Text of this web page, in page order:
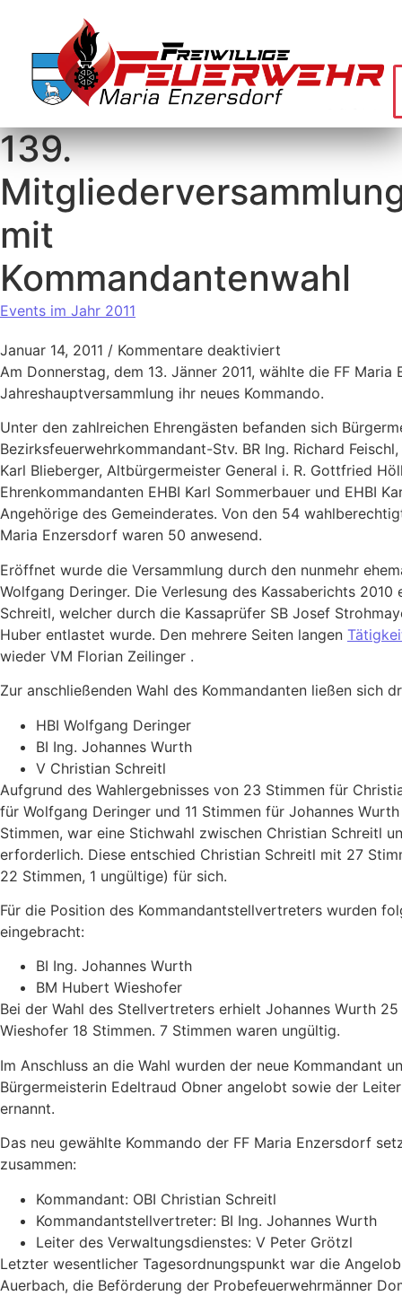
139.
mit
Kommandantenwahl
Events im Jahr 2011
Januar 14, 2011 / Kommentare deaktiviert
Am Donnerstag, dem 13. Jänner 2011, wählte die FF
Jahreshauptversammlung ihr neues Kommando.
Unter den zahlreichen Ehrengästen befanden sich
Bezirksfeuerwehrkommandant-Stv. BR Ing. Richard
Karl Blieberger, Altbürgermeister General i. R. Gottfried
Ehrenkommandanten EHBI Karl Sommerbauer und EHBI
Angehörige des Gemeinderates. Von den 54
Maria Enzersdorf waren 50 anwesend.
Eröffnet wurde die Versammlung durch den nunmehr
Wolfgang Deringer. Die Verlesung des Kassaberichts
Schreitl, welcher durch die Kassaprüfer SB Josef
Huber entlastet wurde. Den mehrere Seiten langen
wieder VM Florian Zeilinger .
Zur anschließenden Wahl des Kommandanten ließen sich
HBI Wolfgang Deringer
BI Ing. Johannes Wurth
V Christian Schreitl
Aufgrund des Wahlergebnisses von 23 Stimmen für
für Wolfgang Deringer und 11 Stimmen für Johannes
Stimmen, war eine Stichwahl zwischen Christian Schreitl
erforderlich. Diese entschied Christian Schreitl mit 27
22 Stimmen, 1 ungültige) für sich.
Für die Position des Kommandantstellvertreters wurden
eingebracht:
BI Ing. Johannes Wurth
BM Hubert Wieshofer
Bei der Wahl des Stellvertreters erhielt Johannes Wurth
Wieshofer 18 Stimmen. 7 Stimmen waren ungültig.
Im Anschluss an die Wahl wurden der neue Kommandant
Bürgermeisterin Edeltraud Obner angelobt sowie der
ernannt.
Das neu gewählte Kommando der FF Maria Enzersdorf
zusammen:
Kommandant: OBI Christian Schreitl
Kommandantstellvertreter: BI Ing. Johannes Wurth
Leiter des Verwaltungsdienstes: V Peter Grötzl
Letzter wesentlicher Tagesordnungspunkt war die
Auerbach, die Beförderung der Probefeuerwehrmänner